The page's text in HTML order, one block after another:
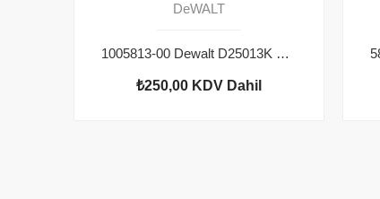
DeWALT
1005813-00 Dewalt D25013K Bilezik
₺250,00 KDV Dahil